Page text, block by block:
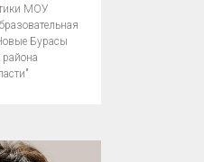
МОУ
Бурасы
района